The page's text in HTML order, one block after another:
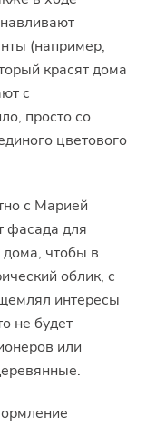
(например,
красят дома
с
просто со
цветового
с Марией
фасада для
дома, чтобы в
облик, с
интересы
не будет
или